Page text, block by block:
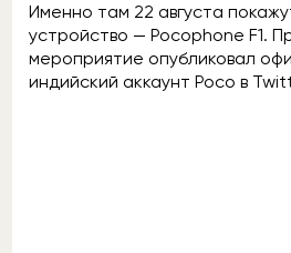
Именно там 22 августа
устройство — Pocophone F1.
мероприятие опубликовал
индийский аккаунт Poco в